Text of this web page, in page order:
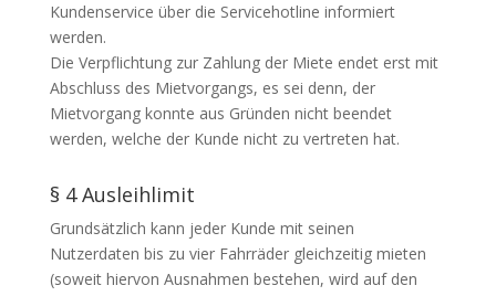
Kundenservice über die Servicehotline informiert
werden.
Die Verpflichtung zur Zahlung der Miete endet erst mit
Abschluss des Mietvorgangs, es sei denn, der
Mietvorgang konnte aus Gründen nicht beendet
werden, welche der Kunde nicht zu vertreten hat.
§ 4 Ausleihlimit
Grundsätzlich kann jeder Kunde mit seinen
Nutzerdaten bis zu vier Fahrräder gleichzeitig mieten
(soweit hiervon Ausnahmen bestehen, wird auf den